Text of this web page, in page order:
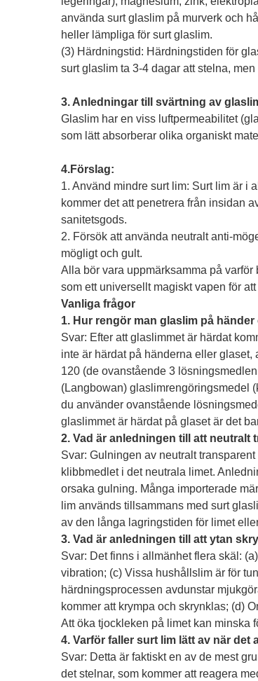
använda surt glaslim på murverk och
heller lämpliga för surt glaslim.
(3) Härdningstid: Härdningstiden för
surt glaslim ta 3-4 dagar att stelna,
3. Anledningar till svärtning av
Glaslim har en viss luftpermeabilitet
som lätt absorberar olika organiskt
4.Förslag:
1. Använd mindre surt lim: Surt lim är i
kommer det att penetrera från insidan
sanitetsgods.
2. Försök att använda neutralt anti-
mögligt och gult.
Alla bör vara uppmärksamma på
som ett universellt magiskt vapen för
Vanliga frågor
1. Hur rengör man glaslim på
Svar: Efter att glaslimmet är härdat
inte är härdat på händerna eller
120 (de ovanstående 3
(Langbowan) glaslimrengöringsmedel
du använder ovanstående
glaslimmet är härdat på glaset är det
2. Vad är anledningen till att neutralt
Svar: Gulningen av neutralt
klibbmedlet i det neutrala limet.
orsaka gulning. Många importerade
lim används tillsammans med surt
av den långa lagringstiden för limet
3. Vad är anledningen till att ytan
Svar: Det finns i allmänhet flera skäl:
vibration; (c) Vissa hushållslim är för
härdningsprocessen avdunstar
kommer att krympa och skrynklas; (d)
Att öka tjockleken på limet kan minska
4. Varför faller surt lim lätt av när det
Svar: Detta är faktiskt en av de mest
det stelnar, som kommer att reagera